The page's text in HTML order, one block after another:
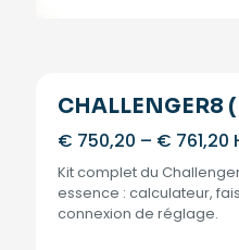
CHALLENGER8
€ 750,20 – € 761,20
Kit complet du
essence : calculateur,
connexion de réglage.